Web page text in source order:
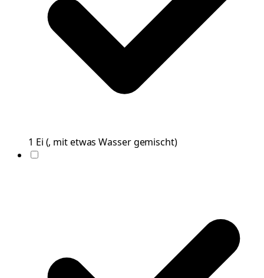
1 Ei (, mit etwas Wasser gemischt)